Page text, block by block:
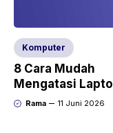
Komputer
8 Cara Mudah
Mengatasi
Hang Saat Baru
Rama 11 Juni 2026